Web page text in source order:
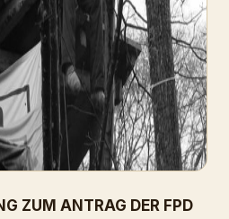
ZUM ANTRAG DER FPD